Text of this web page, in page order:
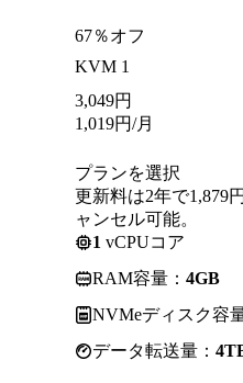
67％オフ
KVM 1
3,049円
1,019円/月
プランを選択
更新料は2年で1,879
ャンセル可能。
1 vCPUコア
RAM容量： 4GB
NVMeディスク容
データ転送量：